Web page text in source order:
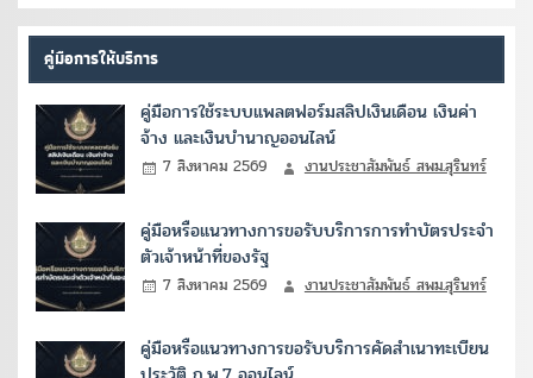
คู่มือการให้บริการ
คู่มือการใช้ระบบแพลตฟอร์มสลิปเงินเดือน เงินค่า
จ้าง และเงินบำนาญออนไลน์
7 สิงหาคม 2569 งานประชาสัมพันธ์ สพม.สุรินทร์
คู่มือหรือแนวทางการขอรับบริการการทำบัตรประจำ
ตัวเจ้าหน้าที่ของรัฐ
7 สิงหาคม 2569 งานประชาสัมพันธ์ สพม.สุรินทร์
คู่มือหรือแนวทางการขอรับบริการคัดสำเนาทะเบียน